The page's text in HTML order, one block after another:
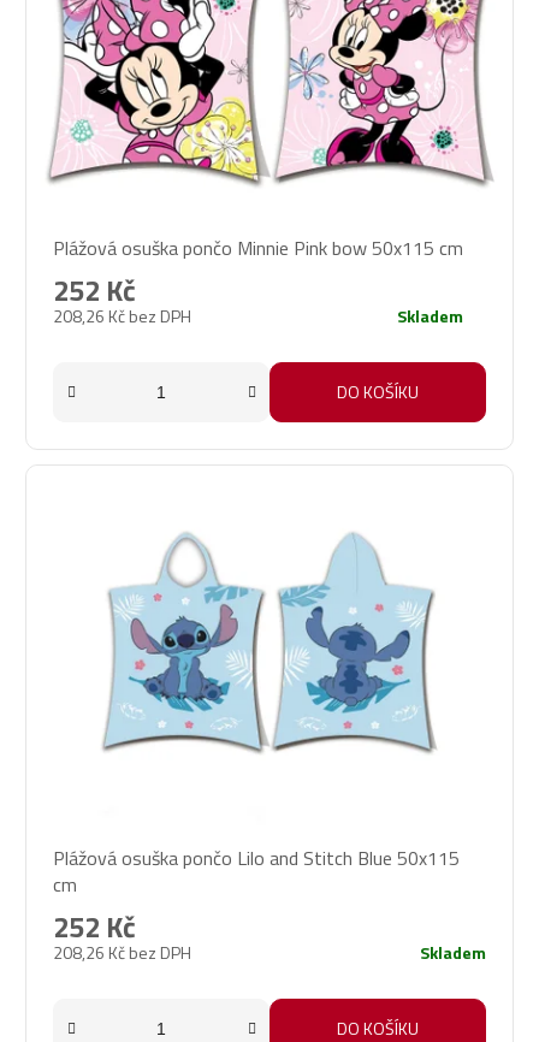
Plážová osuška pončo Minnie Pink bow 50x115 cm
208,26 Kč bez DPH
252 Kč
Skladem
DO KOŠÍKU
Plážová osuška pončo Lilo and Stitch Blue 50x115
cm
208,26 Kč bez DPH
252 Kč
Skladem
DO KOŠÍKU